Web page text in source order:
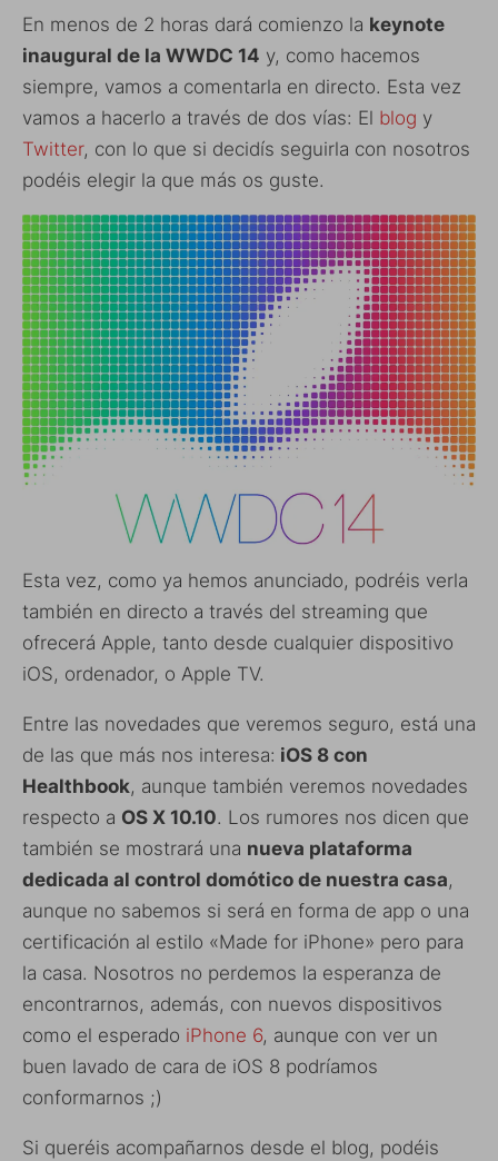
En menos de 2 horas dará comienzo la keynote
inaugural de la WWDC 14 y, como hacemos
siempre, vamos a comentarla en directo. Esta vez
vamos a hacerlo a través de dos vías: El blog y
Twitter, con lo que si decidís seguirla con nosotros
podéis elegir la que más os guste.
Esta vez, como ya hemos anunciado, podréis verla
también en directo a través del streaming que
ofrecerá Apple, tanto desde cualquier dispositivo
iOS, ordenador, o Apple TV.
Entre las novedades que veremos seguro, está una
de las que más nos interesa: iOS 8 con
Healthbook, aunque también veremos novedades
respecto a OS X 10.10. Los rumores nos dicen que
también se mostrará una nueva plataforma
dedicada al control domótico de nuestra casa,
aunque no sabemos si será en forma de app o una
certificación al estilo «Made for iPhone» pero para
la casa. Nosotros no perdemos la esperanza de
encontrarnos, además, con nuevos dispositivos
como el esperado iPhone 6, aunque con ver un
buen lavado de cara de iOS 8 podríamos
conformarnos ;)
Si queréis acompañarnos desde el blog, podéis